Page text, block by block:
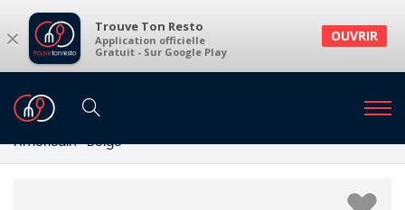
× Trouve Ton Resto
Application officielle
Gratuit - Sur Google Play
OUVRIR
Restaurants
Restaurants à Haren Bruxelles et environs
Américain · Belge